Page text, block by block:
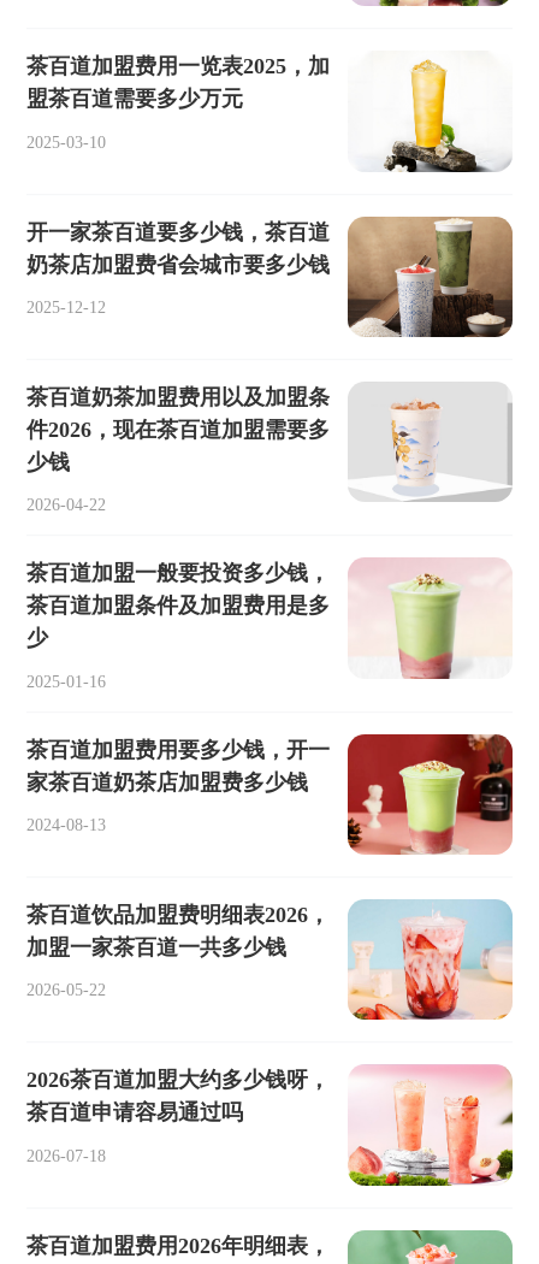
茶百道加盟费用一览表2025，加
盟茶百道需要多少万元
2025-03-10
开一家茶百道要多少钱，茶百道
奶茶店加盟费省会城市要多少钱
2025-12-12
茶百道奶茶加盟费用以及加盟条
件2026，现在茶百道加盟需要多
少钱
2026-04-22
茶百道加盟一般要投资多少钱，
茶百道加盟条件及加盟费用是多
少
2025-01-16
茶百道加盟费用要多少钱，开一
家茶百道奶茶店加盟费多少钱
2024-08-13
茶百道饮品加盟费明细表2026，
加盟一家茶百道一共多少钱
2026-05-22
2026茶百道加盟大约多少钱呀，
茶百道申请容易通过吗
2026-07-18
茶百道加盟费用2026年明细表，